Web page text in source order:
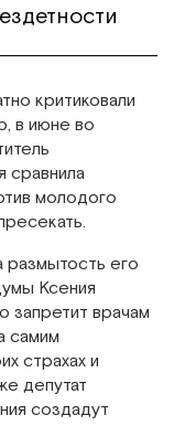
критиковали
в июне во
сравнила
молодого
размытость его
Ксения
запретит врачам
самим
страхах и
депутат
создадут